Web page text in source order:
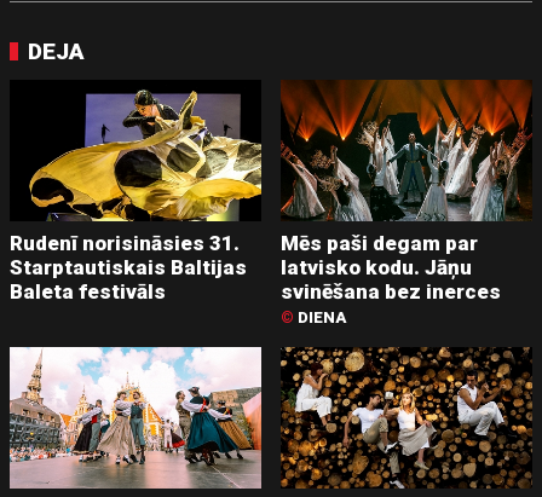
DEJA
Rudenī norisināsies 31.
Starptautiskais Baltijas
Baleta festivāls
Mēs paši degam par
latvisko kodu. Jāņu
svinēšana bez inerces
© DIENA